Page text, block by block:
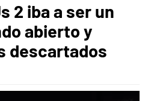
2 iba a ser un
abierto y
descartados